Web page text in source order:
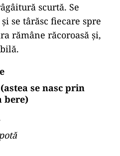
scurtă. Se
se târăsc fiecare spre
rămâne răcoroasă și,
se nasc prin
bere)